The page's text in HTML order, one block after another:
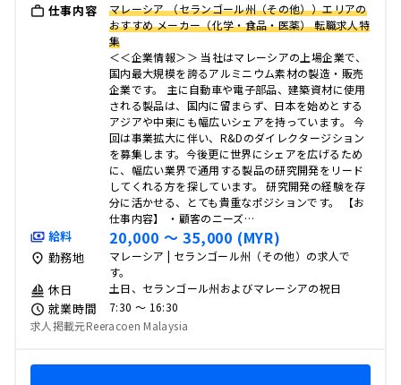
仕事内容
マレーシア （セランゴール州（その他））エリアの
おすすめ メーカー（化学・食品・医薬） 転職求人特
集
＜＜企業情報＞＞ 当社はマレーシアの上場企業で、
国内最大規模を誇るアルミニウム素材の製造・販売
企業です。 主に自動車や電子部品、建築資材に使用
される製品は、国内に留まらず、日本を始めとする
アジアや中東にも幅広いシェアを持っています。 今
回は事業拡大に伴い、R&Dのダイレクタージション
を募集します。今後更に世界にシェアを広げるため
に、幅広い業界で通用する製品の研究開発をリード
してくれる方を探しています。 研究開発の経験を存
分に活かせる、とても貴重なポジションです。 【お
仕事内容】 ・顧客のニーズ…
給料 20,000 〜 35,000 (MYR)
勤務地
マレーシア | セランゴール州（その他）の求人で
す。
休日 土日、セランゴール州およびマレーシアの祝日
就業時間
7:30 〜 16:30
求人掲載元Reeracoen Malaysia